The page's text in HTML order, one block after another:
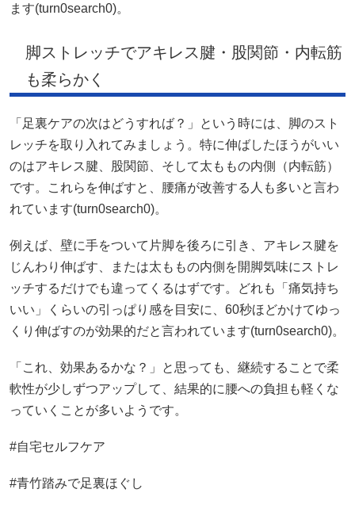
ます(turn0search0)。
脚ストレッチでアキレス腱・股関節・内転筋
も柔らかく
「足裏ケアの次はどうすれば？」という時には、脚のスト
レッチを取り入れてみましょう。特に伸ばしたほうがいい
のはアキレス腱、股関節、そして太ももの内側（内転筋）
です。これらを伸ばすと、腰痛が改善する人も多いと言わ
れています(turn0search0)。
例えば、壁に手をついて片脚を後ろに引き、アキレス腱を
じんわり伸ばす、または太ももの内側を開脚気味にストレ
ッチするだけでも違ってくるはずです。どれも「痛気持ち
いい」くらいの引っぱり感を目安に、60秒ほどかけてゆっ
くり伸ばすのが効果的だと言われています(turn0search0)。
「これ、効果あるかな？」と思っても、継続することで柔
軟性が少しずつアップして、結果的に腰への負担も軽くな
っていくことが多いようです。
#自宅セルフケア
#青竹踏みで足裏ほぐし